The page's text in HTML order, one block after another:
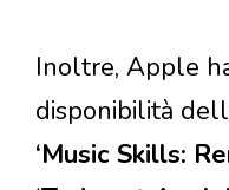
Inoltre, Apple
disponibilità
‘Music Skills: